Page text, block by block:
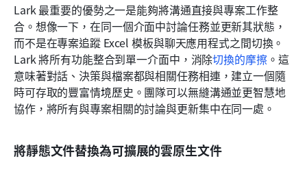
Lark 最重要的優勢之一是能夠將溝通直接與專案工作整
合。想像一下，在同一個介面中討論任務並更新其狀態，
而不是在專案追蹤 Excel 模板與聊天應用程式之間切換。
Lark 將所有功能整合到單一介面中，消除切換的摩擦。這
意味著對話、決策與檔案都與相關任務相連，建立一個隨
時可存取的豐富情境歷史。團隊可以無縫溝通並更智慧地
協作，將所有與專案相關的討論與更新集中在同一處。
將靜態文件替換為可擴展的雲原生文件